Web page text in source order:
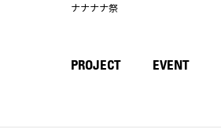
ナナナナ祭
PROJECT EVENT